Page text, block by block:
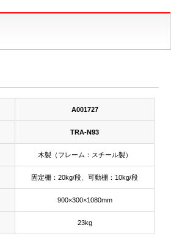
A001727
TRA-N93
木製（フレーム：スチール製）
固定棚：20kg/段、可動棚：10kg/段
900×300×1080mm
23kg